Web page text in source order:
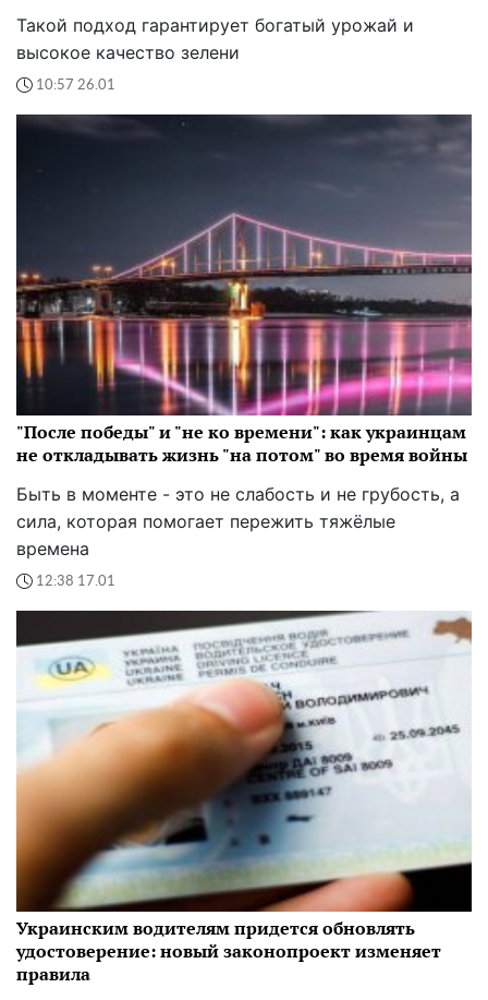
Такой подход гарантирует богатый урожай и
высокое качество зелени
10:57 26.01
"После победы" и "не ко времени": как украинцам
не откладывать жизнь "на потом" во время войны
Быть в моменте - это не слабость и не грубость, а
сила, которая помогает пережить тяжёлые
времена
12:38 17.01
Украинским водителям придется обновлять
удостоверение: новый законопроект изменяет
правила